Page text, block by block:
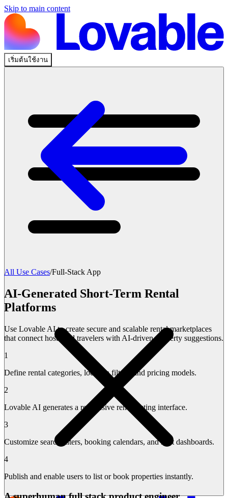
Skip to main content
เริ่มต้นใช้งาน
All Use Cases/Full-Stack App
AI-Generated Short-Term Rental
Platforms
Use Lovable AI to create secure and scalable rental marketplaces
that connect hosts and travelers with AI-driven property suggestions.
1
Define rental categories, location filters, and pricing models.
2
Lovable AI generates a responsive rental listing interface.
3
Customize search filters, booking calendars, and host dashboards.
4
Publish and enable users to list or book properties instantly.